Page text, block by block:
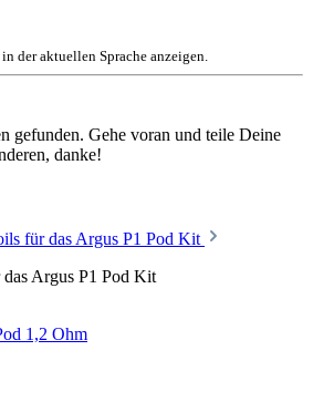
der aktuellen Sprache anzeigen.
gefunden. Gehe voran und teile Deine
danke!
für das Argus P1 Pod Kit
Argus P1 Pod Kit